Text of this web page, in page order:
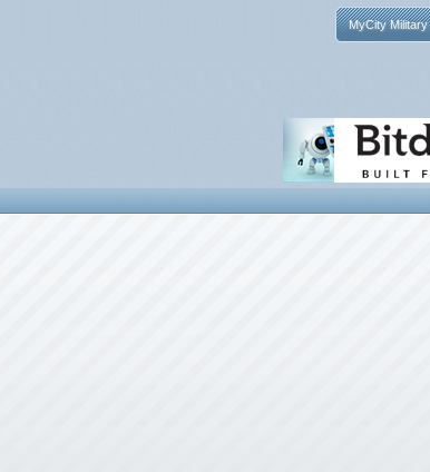
MyCity Military